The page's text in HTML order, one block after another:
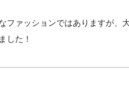
ファッションではありますが、
した！